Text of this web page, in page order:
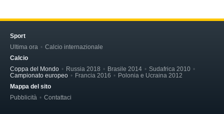
Sport
Ultima ora
Calcio internazionale
Calcio
Coppa del Mondo
Russia 2018 Brasile 2014
Sudafrica 2010
Campionato europeo
Francia 2016
Polonia e Ucraina 2012
Mappa del sito
Pubblicità
Contattaci